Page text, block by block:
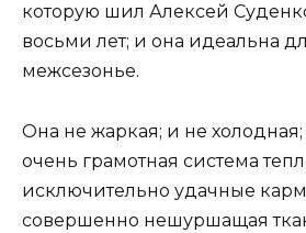
которую шил Алексей
восьми лет; и она идеальна
межсезонье.
Она не жаркая; и не
очень грамотная система
исключительно удачные
совершенно нешуршащая